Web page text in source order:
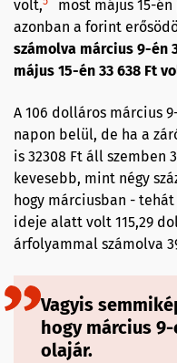
volt,
most május 15-
azonban a forint
számolva március 9-én
május 15-én 33 638 Ft
A 106 dolláros március
napon belül, de ha a
is 32308 Ft áll szemben
kevesebb, mint négy
hogy márciusban -
ideje alatt volt 115,29
árfolyammal számolva
Vagyis
hogy március
olajár.